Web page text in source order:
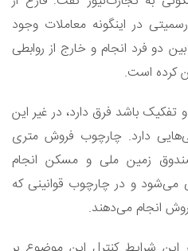
در اینگونه معاملات وجود
دو فرد انجام و خارج از روابطی
کرده است.
تفکیک باشد فرق دارد، در غیر این
دارد. چارچوب فروش متری
زمین ملی و مسکن انجام
و در چارچوب قوانینی که
انجام می‌دهند.